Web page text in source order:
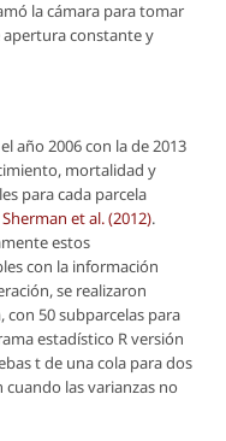
la cámara para tomar
apertura constante y
año 2006 con la de 2013
mortalidad y
para cada parcela
Sherman et al. (2012).
estos
con la información
se realizaron
con 50 subparcelas para
estadístico R versión
t de una cola para dos
las varianzas no